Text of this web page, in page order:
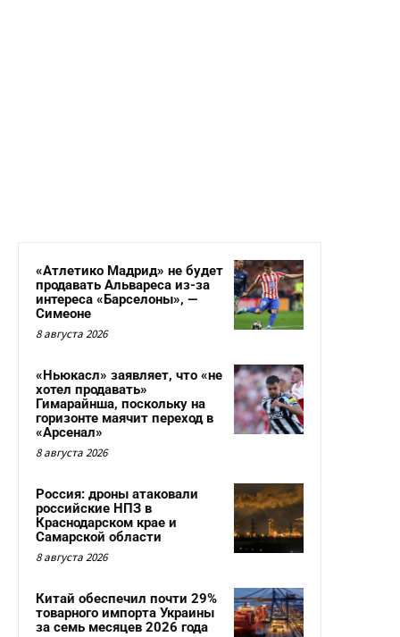
«Атлетико Мадрид» не будет
продавать Альвареса из-за
интереса «Барселоны», —
Симеоне
8 августа 2026
«Ньюкасл» заявляет, что «не
хотел продавать»
Гимарайнша, поскольку на
горизонте маячит переход в
«Арсенал»
8 августа 2026
Россия: дроны атаковали
российские НПЗ в
Краснодарском крае и
Самарской области
8 августа 2026
Китай обеспечил почти 29%
товарного импорта Украины
за семь месяцев 2026 года